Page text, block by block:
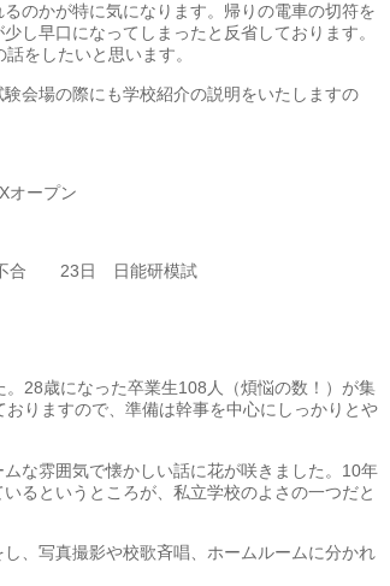
のかが特に気になります。帰りの電車の切符を
し早口になってしまったと反省しております。
をしたいと思います。
会場の際にも学校紹介の説明をいたしますの
ープン
合 23日 日能研模試
28歳になった卒業生108人（煩悩の数！）が集
りますので、準備は幹事を中心にしっかりとや
な雰囲気で懐かしい話に花が咲きました。10年
るというところが、私立学校のよさの一つだと
、写真撮影や校歌斉唱、ホームルームに分かれ